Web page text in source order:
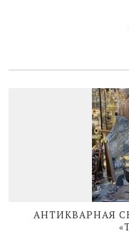
АНТИКВАРНАЯ